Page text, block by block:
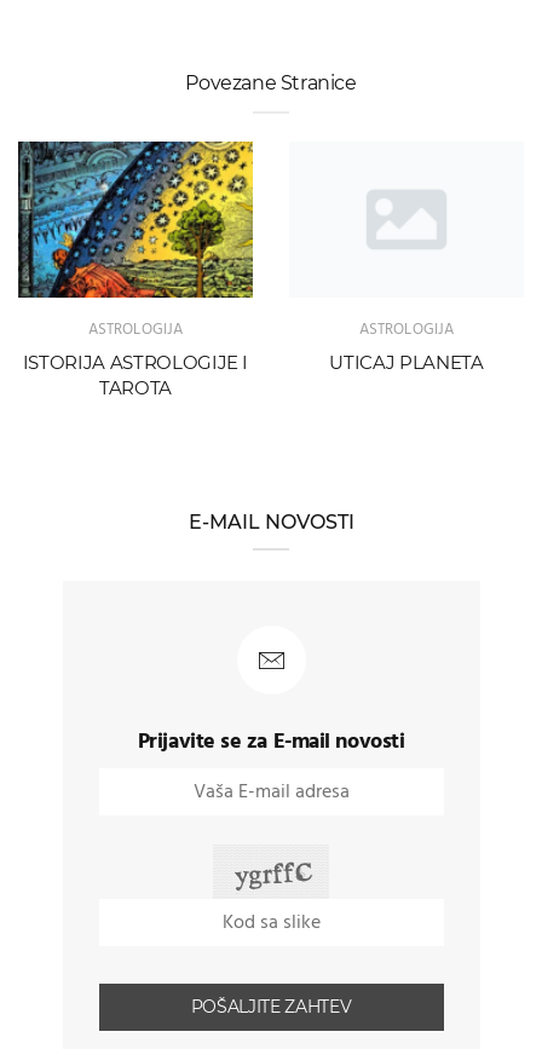
Povezane Stranice
ASTROLOGIJA
ISTORIJA ASTROLOGIJE I
TAROTA
ASTROLOGIJA
UTICAJ PLANETA
E-MAIL NOVOSTI
Prijavite se za E-mail novosti